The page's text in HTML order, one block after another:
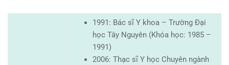
1991: Bác sĩ Y khoa – Trường Đại
học Tây Nguyên (Khóa học: 1985 –
1991)
2006: Thạc sĩ Y học Chuyên ngành